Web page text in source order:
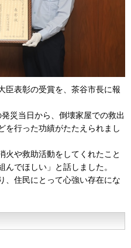
臣表彰の受賞を、茶谷市長に報
災当日から、倒壊家屋での救出
を行った功績がたたえられまし
火や救助活動をしてくれたこと
でほしい」と話しました。
、住民にとって心強い存在にな